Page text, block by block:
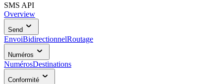
SMS API
Overview
Send
EnvoiBidirectionnelRoutage
Numéros
NumérosDestinations
Conformité